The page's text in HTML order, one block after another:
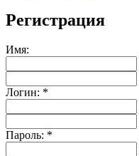
Регистрация
Имя:
Логин: *
Пароль: *